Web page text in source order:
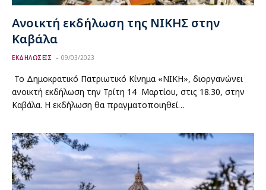
Ανοικτή εκδήλωση της ΝΙΚΗΣ στην
Καβάλα
ΕΚΔΗΛΩΣΕΙΣ 09/03/2023
Το Δημοκρατικό Πατριωτικό Κίνημα «ΝΙΚΗ», διοργανώνει
ανοικτή εκδήλωση την Τρίτη 14 Μαρτίου, στις 18.30, στην
Καβάλα. Η εκδήλωση θα πραγματοποιηθεί…